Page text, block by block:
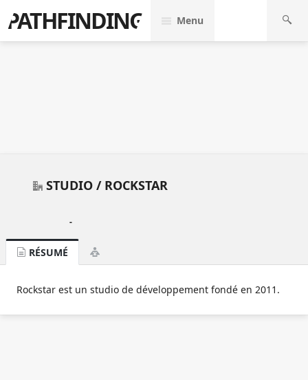
PATHFINDING Menu
STUDIO / ROCKSTAR
-
RÉSUMÉ
Rockstar est un studio de développement fondé en 2011.